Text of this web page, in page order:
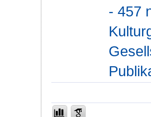
- 457